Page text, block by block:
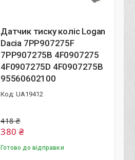
Датчик тиску коліс Logan
Dacia 7PP907275F
7PP907275B 4F0907275
4F0907275D 4F0907275B
95560602100
UA19412
418 ₴
380 ₴
Готово до відправки